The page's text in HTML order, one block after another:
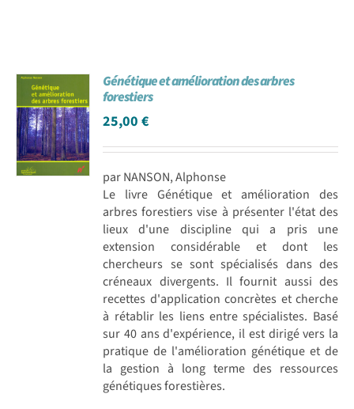
Génétique et amélioration des arbres
forestiers
25,00€
par NANSON, Alphonse
Le livre Génétique et amélioration des
arbres forestiers vise à présenter l'état des
lieux d'une discipline qui a pris une
extension considérable et dont les
chercheurs se sont spécialisés dans des
créneaux divergents. Il fournit aussi des
recettes d'application concrètes et cherche
à rétablir les liens entre spécialistes. Basé
sur 40 ans d'expérience, il est dirigé vers la
pratique de l'amélioration génétique et de
la gestion à long terme des ressources
génétiques forestières.